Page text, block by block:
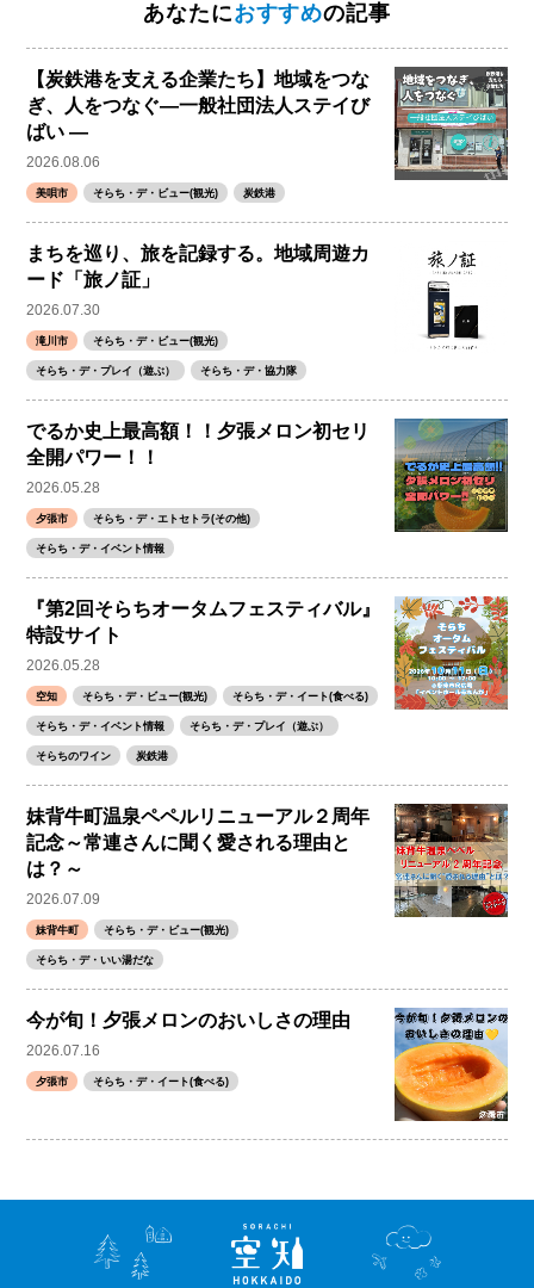
あなたにおすすめの記事
【炭鉄港を支える企業たち】地域をつな
ぎ、人をつなぐ―一般社団法人ステイび
ばい ―
2026.08.06
美唄市 そらち・デ・ビュー(観光) 炭鉄港
まちを巡り、旅を記録する。地域周遊カ
ード「旅ノ証」
2026.07.30
滝川市 そらち・デ・ビュー(観光)
そらち・デ・プレイ（遊ぶ） そらち・デ・協力隊
でるか史上最高額！！夕張メロン初セリ
全開パワー！！
2026.05.28
夕張市 そらち・デ・エトセトラ(その他)
そらち・デ・イベント情報
『第2回そらちオータムフェスティバル』
特設サイト
2026.05.28
空知 そらち・デ・ビュー(観光) そらち・デ・イート(食べる)
そらち・デ・イベント情報 そらち・デ・プレイ（遊ぶ）
そらちのワイン 炭鉄港
妹背牛町温泉ペペルリニューアル２周年
記念～常連さんに聞く愛される理由と
は？～
2026.07.09
妹背牛町 そらち・デ・ビュー(観光)
そらち・デ・いい湯だな
今が旬！夕張メロンのおいしさの理由
2026.07.16
夕張市 そらち・デ・イート(食べる)